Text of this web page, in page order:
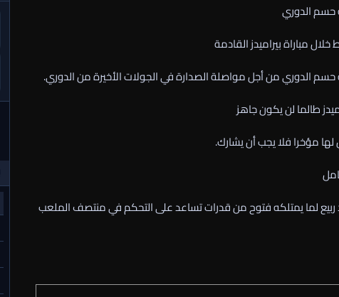
حسم الدوري
مباراة بيراميدز القادمة
حسم الدوري من أجل مواصلة الصدارة في الجولات الأخيرة من الدوري.
طالما لن يكون جاهز
مؤخرا فلا يجب أن يشارك.
لما يمتلكه فتوح من قدرات تساعد على التحكم في منتصف الملعب